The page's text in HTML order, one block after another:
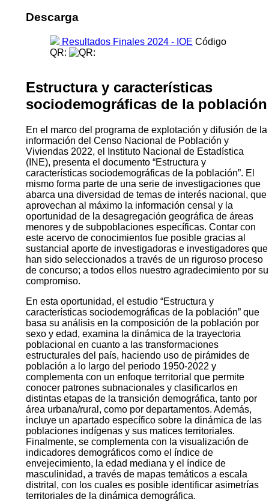
Descarga
Resultados Finales 2024 - IOE Código
QR:
Estructura y características
sociodemográficas de la población
En el marco del programa de explotación y difusión de la
información del Censo Nacional de Población y
Viviendas 2022, el Instituto Nacional de Estadística
(INE), presenta el documento “Estructura y
características sociodemográficas de la población”. El
mismo forma parte de una serie de investigaciones que
abarca una diversidad de temas de interés nacional, que
aprovechan al máximo la información censal y la
oportunidad de la desagregación geográfica de áreas
menores y de subpoblaciones específicas. Contar con
este acervo de conocimientos fue posible gracias al
sustancial aporte de investigadoras e investigadores que
han sido seleccionados a través de un riguroso proceso
de concurso; a todos ellos nuestro agradecimiento por su
compromiso.
En esta oportunidad, el estudio “Estructura y
características sociodemográficas de la población” que
basa su análisis en la composición de la población por
sexo y edad, examina la dinámica de la trayectoria
poblacional en cuanto a las transformaciones
estructurales del país, haciendo uso de pirámides de
población a lo largo del periodo 1950-2022 y
complementa con un enfoque territorial que permite
conocer patrones subnacionales y clasificarlos en
distintas etapas de la transición demográfica, tanto por
área urbana/rural, como por departamentos. Además,
incluye un apartado específico sobre la dinámica de las
poblaciones indígenas y sus matices territoriales.
Finalmente, se complementa con la visualización de
indicadores demográficos como el índice de
envejecimiento, la edad mediana y el índice de
masculinidad, a través de mapas temáticos a escala
distrital, con los cuales es posible identificar asimetrías
territoriales de la dinámica demográfica.